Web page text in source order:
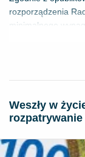
rozporządzenia
minimalnego
Weszły w